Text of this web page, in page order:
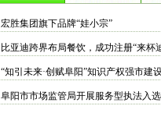
宏胜集团旗下品牌“娃小宗”
比亚迪跨界布局餐饮，成功注册“来杯
“知引未来·创赋阜阳”知识产权强市建
阜阳市市场监管局开展服务型执法入